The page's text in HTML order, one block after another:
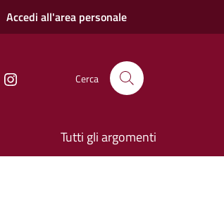
Accedi all'area personale
Cerca
Tutti gli argomenti